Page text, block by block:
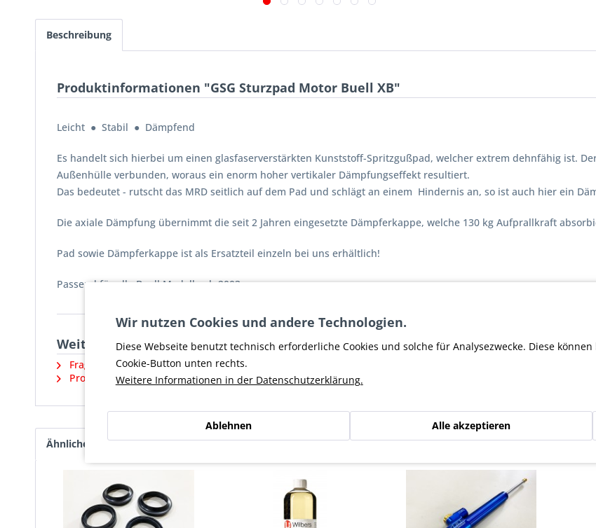
Beschreibung
Produktinformationen "GSG Sturzpad Motor Buell XB"
Leicht ● Stabil ● Dämpfend
Es handelt sich hierbei um einen glasfaserverstärkten Kunststoff-Spritzgußpad, welcher extrem dehnfähig ist.
Außenhülle verbunden, woraus ein enorm hoher vertikaler Dämpfungseffekt resultiert.
Das bedeutet - rutscht das MRD seitlich auf dem Pad und schlägt an einem Hindernis an, so ist auch hier ein
Die axiale Dämpfung übernimmt die seit 2 Jahren eingesetzte Dämpferkappe, welche 130 kg Aufprallkraft
Pad sowie Dämpferkappe ist als Ersatzteil einzeln bei uns erhältlich!
Passend für alle Buell Modelle ab 2003.
Weiterführende Links zu "GSG Sturzpad Motor Buell XB"
Fragen zum Artikel?
Produktsicherheit und weitere Artikel vom Hersteller SOC
Ähnliche Artikel Kunden kauften auch Kunden haben sich ebenfalls angesehen
Wir nutzen Cookies und andere Technologien.
Diese Webseite benutzt technisch erforderliche Cookies und solche für Analysezwecke. Diese
Cookie-Button unten rechts.
Weitere Informationen in der Datenschutzerklärung.
Ablehnen Alle akzeptieren